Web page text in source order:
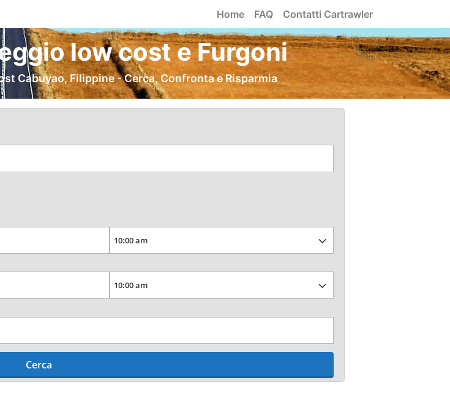
Home FAQ Contatti Cartrawler
low cost e Furgoni
Cabuyao, Filippine - Cerca, Confronta e Risparmia
Cerca